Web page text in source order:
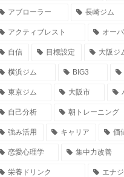
アブローラー 長崎ジム
アクティブレスト オー
自信 目標設定 大阪ジ
横浜ジム BIG3
東京ジム 大阪市
自己分析 朝トレーニング
強み活用 キャリア 価
恋愛心理学 集中力改善
栄養ドリンク エナ